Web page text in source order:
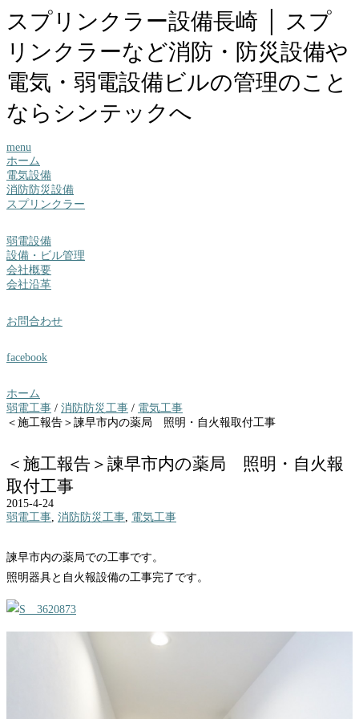
スプリンクラー設備長崎 │ スプ
リンクラーなど消防・防災設備や
電気・弱電設備ビルの管理のこと
ならシンテックへ
menu
ホーム
電気設備
消防防災設備
スプリンクラー
弱電設備
設備・ビル管理
会社概要
会社沿革
お問合わせ
facebook
ホーム
弱電工事 / 消防防災工事 / 電気工事
＜施工報告＞諫早市内の薬局 照明・自火報取付工事
＜施工報告＞諫早市内の薬局 照明・自火報
取付工事
2015-4-24
弱電工事, 消防防災工事, 電気工事
諫早市内の薬局での工事です。
照明器具と自火報設備の工事完了です。